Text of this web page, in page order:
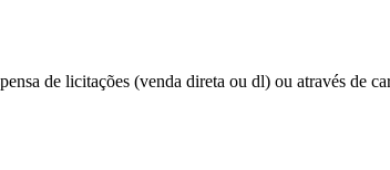
de licitações (venda direta ou dl) ou através de